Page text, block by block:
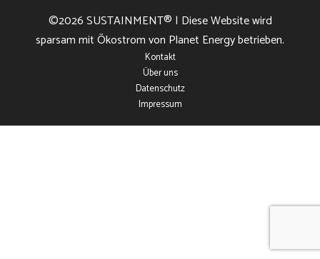
©2026SUSTAINMENT® | Diese Website wird
sparsam mit Ökostrom von Planet Energy betrieben.
Kontakt
Über uns
Datenschutz
Impressum